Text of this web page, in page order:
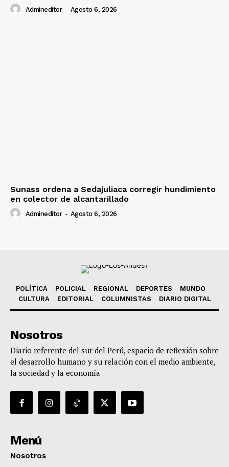
Admineditor - Agosto 6, 2026
Sunass ordena a Sedajuliaca corregir hundimiento
en colector de alcantarillado
Admineditor - Agosto 6, 2026
POLÍTICA POLICIAL REGIONAL DEPORTES
MUNDO
CULTURA
EDITORIAL COLUMNISTAS DIARIO DIGITAL
Nosotros
Diario referente del sur del Perú, espacio de reflexión sobre
el desarrollo humano y su relación con el medio ambiente,
la sociedad y la economía
Menú
Nosotros